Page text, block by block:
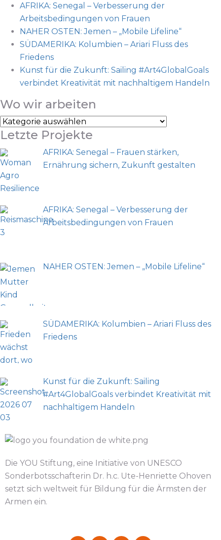
AFRIKA: Senegal – Verbesserung der
Arbeitsbedingungen von Frauen
NAHER OSTEN: Jemen – „Mobile Lifeline“
SÜDAMERIKA: Kolumbien – Ariari Fluss des
Friedens
Kunst für die Zukunft: Sailing #Art4GlobalGoals
verbindet Kreativität mit nachhaltigem Handeln
Wo wir arbeiten
Letzte Projekte
AFRIKA: Senegal – Frauen stärken,
Ernährung sichern, Zukunft gestalten
AFRIKA: Senegal – Verbesserung der
Arbeitsbedingungen von Frauen
NAHER OSTEN: Jemen – „Mobile Lifeline“
SÜDAMERIKA: Kolumbien – Ariari Fluss des
Friedens
Kunst für die Zukunft: Sailing
#Art4GlobalGoals verbindet Kreativität mit
nachhaltigem Handeln
Die YOU Stiftung, eine Initiative von UNESCO
Sonderbotsschafterin Dr. h.c. Ute-Henriette Ohoven
setzt sich weltweit für Bildung für die Ärmsten der
Armen ein.